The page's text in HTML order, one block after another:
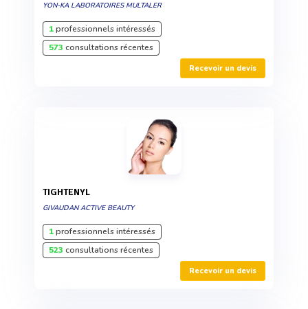
YON-KA LABORATOIRES MULTALER
1professionnels intéressés
573 consultations récentes
Recevoir un devis
TIGHTENYL
GIVAUDAN ACTIVE BEAUTY
1professionnels intéressés
523 consultations récentes
Recevoir un devis